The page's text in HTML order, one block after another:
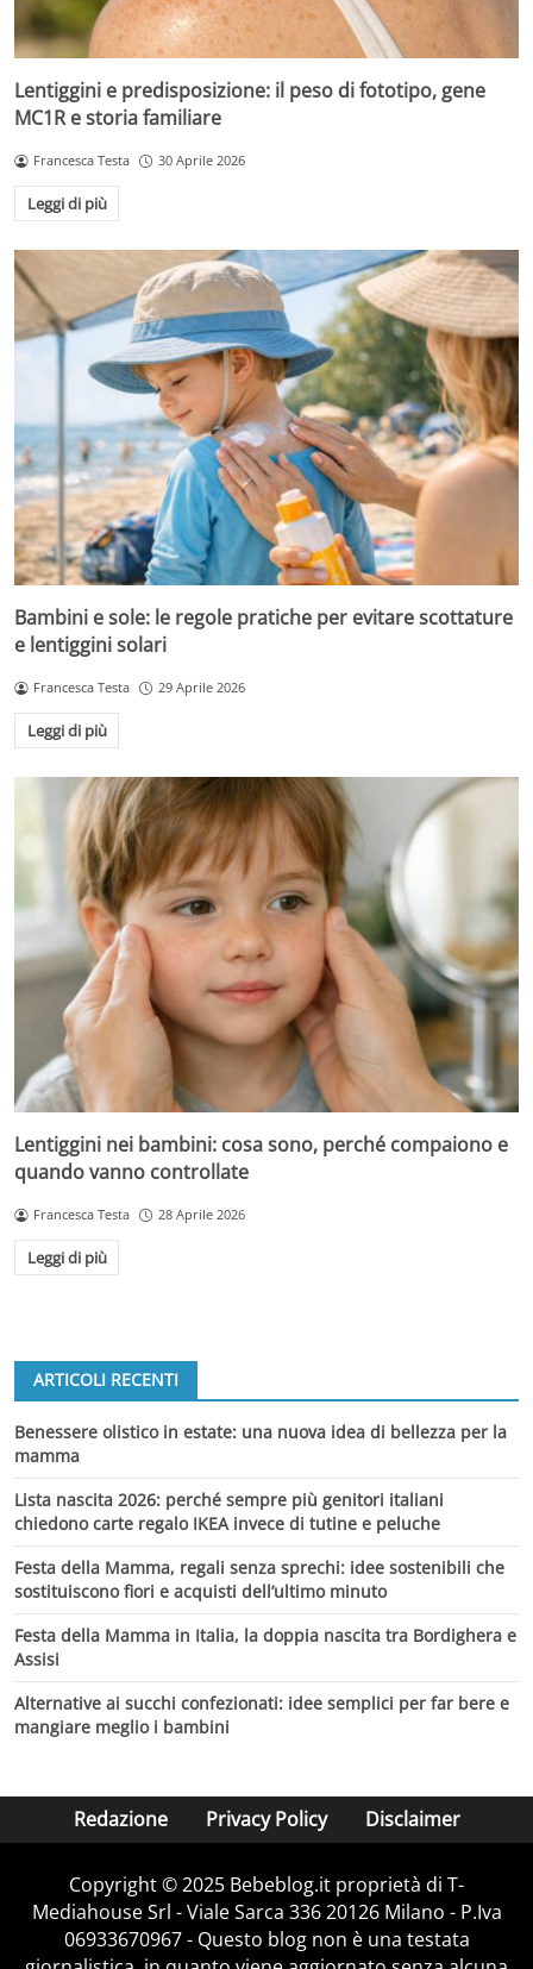
Lentiggini e predisposizione: il peso di fototipo, gene
MC1R e storia familiare
Francesca Testa 30 Aprile 2026
Leggi di più
Bambini e sole: le regole pratiche per evitare scottature
e lentiggini solari
Francesca Testa 29 Aprile 2026
Leggi di più
Lentiggini nei bambini: cosa sono, perché compaiono e
quando vanno controllate
Francesca Testa 28 Aprile 2026
Leggi di più
ARTICOLI RECENTI
Benessere olistico in estate: una nuova idea di bellezza per la
mamma
Lista nascita 2026: perché sempre più genitori italiani
chiedono carte regalo IKEA invece di tutine e peluche
Festa della Mamma, regali senza sprechi: idee sostenibili che
sostituiscono fiori e acquisti dell’ultimo minuto
Festa della Mamma in Italia, la doppia nascita tra Bordighera e
Assisi
Alternative ai succhi confezionati: idee semplici per far bere e
mangiare meglio i bambini
Redazione Privacy Policy Disclaimer
Copyright © 2025 Bebeblog.it proprietà di T-
Mediahouse Srl - Viale Sarca 336 20126 Milano - P.Iva
06933670967 - Questo blog non è una testata